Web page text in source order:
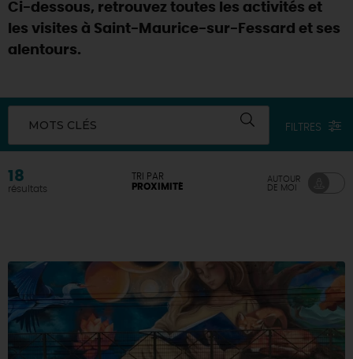
Ci-dessous, retrouvez toutes les activités et
les visites à Saint-Maurice-sur-Fessard et ses
alentours.
MOTS CLÉS FILTRES
18
résultats
TRI PAR
PROXIMITÉ
AUTOUR
DE MOI